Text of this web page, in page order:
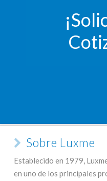
Sobre Luxme
Establecido en 1979,
en uno de los principales